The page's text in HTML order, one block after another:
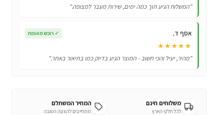
"המשלוח הגיע תוך כמה ימים, שירות מעבר למצופה."
אסף ד. ✓ רוכש מאומת
★★★★★
"מהיר, יעיל והכי חשוב - המוצר הגיע בדיוק כמו בתיאור באתר."
משלוחים חינם
לכל חלקי הארץ
המחיר המשתלם
מתחייבים להצעה הטובה